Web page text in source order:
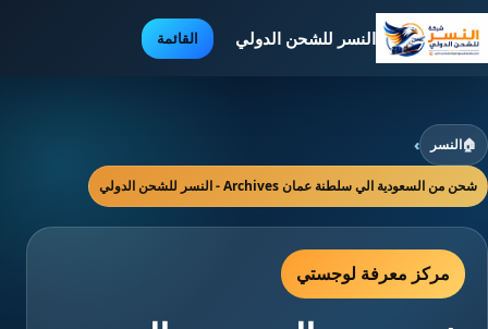
النسر للشحن الدولي القائمة
🏠النسر ›
شحن من السعودية الي سلطنة عمان Archives - النسر للشحن الدولي
مركز معرفة لوجستي